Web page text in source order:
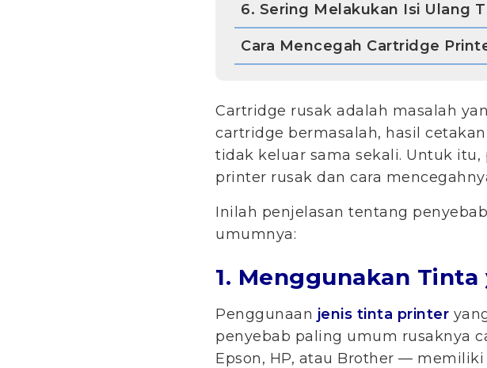
6. Sering Melakukan Isi Ulang
Cara Mencegah Cartridge
Cartridge rusak adalah masalah
cartridge bermasalah, hasil
tidak keluar sama sekali. Untuk
printer rusak dan cara
Inilah penjelasan tentang
umumnya:
1. Menggunakan Tinta
Penggunaan jenis tinta printer
penyebab paling umum rusaknya
Epson, HP, atau Brother —